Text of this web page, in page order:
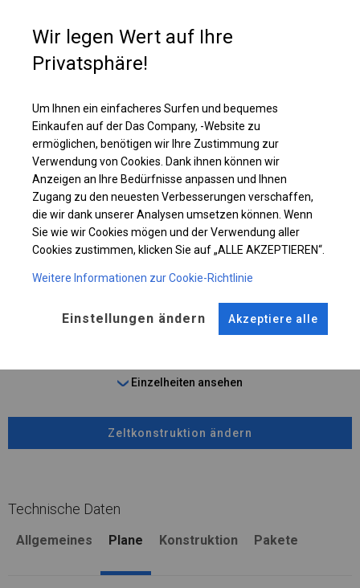
Einzelheiten ansehen
KONSTRUKTION
SUMMER PLUS
ROHRE
Stahl ca.fi 38 mm
ANSCHLÜSSE
Stahl ca.fi 42 mm
Einzelheiten ansehen
Zeltkonstruktion ändern
Technische Daten
Allgemeines Plane Konstruktion Pakete
Wir legen Wert auf Ihre
Privatsphäre!
Um Ihnen ein einfacheres Surfen und bequemes
Einkaufen auf der Das Company, -Website zu
ermöglichen, benötigen wir Ihre Zustimmung zur
Verwendung von Cookies. Dank ihnen können wir
Anzeigen an Ihre Bedürfnisse anpassen und Ihnen
Zugang zu den neuesten Verbesserungen verschaffen,
die wir dank unserer Analysen umsetzen können. Wenn
Sie wie wir Cookies mögen und der Verwendung aller
Cookies zustimmen, klicken Sie auf „ALLE AKZEPTIEREN“.
Weitere Informationen zur Cookie-Richtlinie
Einstellungen ändern Akzeptiere alle